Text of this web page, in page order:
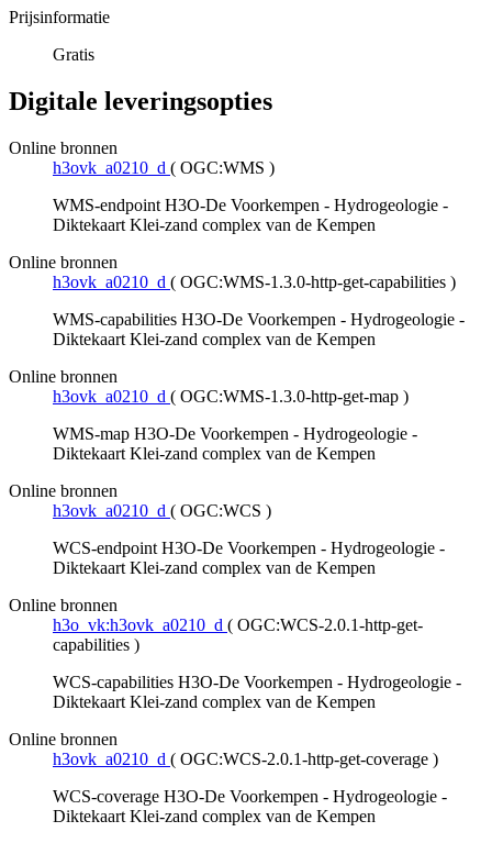
Prijsinformatie
Gratis
Digitale leveringsopties
Online bronnen
h3ovk_a0210_d ( OGC:WMS )
WMS-endpoint H3O-De Voorkempen - Hydrogeologie -
Diktekaart Klei-zand complex van de Kempen
Online bronnen
h3ovk_a0210_d ( OGC:WMS-1.3.0-http-get-capabilities )
WMS-capabilities H3O-De Voorkempen - Hydrogeologie -
Diktekaart Klei-zand complex van de Kempen
Online bronnen
h3ovk_a0210_d ( OGC:WMS-1.3.0-http-get-map )
WMS-map H3O-De Voorkempen - Hydrogeologie -
Diktekaart Klei-zand complex van de Kempen
Online bronnen
h3ovk_a0210_d ( OGC:WCS )
WCS-endpoint H3O-De Voorkempen - Hydrogeologie -
Diktekaart Klei-zand complex van de Kempen
Online bronnen
h3o_vk:h3ovk_a0210_d ( OGC:WCS-2.0.1-http-get-
capabilities )
WCS-capabilities H3O-De Voorkempen - Hydrogeologie -
Diktekaart Klei-zand complex van de Kempen
Online bronnen
h3ovk_a0210_d ( OGC:WCS-2.0.1-http-get-coverage )
WCS-coverage H3O-De Voorkempen - Hydrogeologie -
Diktekaart Klei-zand complex van de Kempen